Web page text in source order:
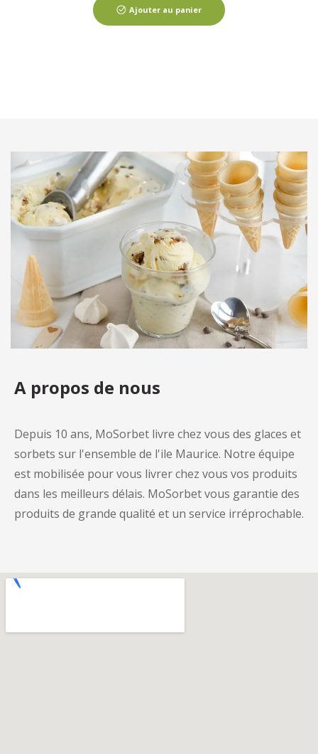
Ajouter au panier
A propos de nous
Depuis 10 ans, MoSorbet livre chez vous des glaces et
sorbets sur l'ensemble de l'ile Maurice. Notre équipe
est mobilisée pour vous livrer chez vous vos produits
dans les meilleurs délais. MoSorbet vous garantie des
produits de grande qualité et un service irréprochable.